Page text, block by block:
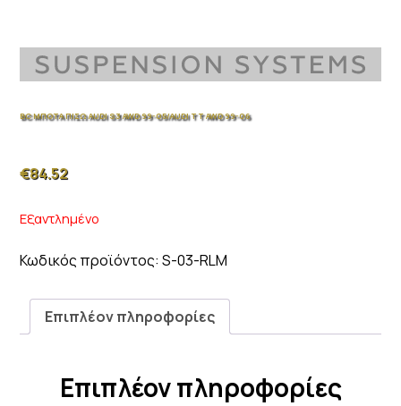
BC ΜΠΟΤΑ ΠΙΣΩ AUDI S3 AWD 99-05/AUDI TT AWD 99-06
€84.52
Εξαντλημένο
Κωδικός προϊόντος: S-03-RLM
Επιπλέον πληροφορίες
Επιπλέον πληροφορίες